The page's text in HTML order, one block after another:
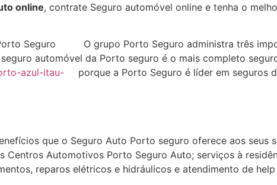
online, contrate Seguro automóvel online e tenha o
O grupo Porto Seguro administra três
automóvel da Porto seguro é o mais completo
porque a Porto Seguro é líder em seguros
que o Seguro Auto Porto seguro oferece aos
Centros Automotivos Porto Seguro Auto; serviços à
reparos elétricos e hidráulicos e atendimento de